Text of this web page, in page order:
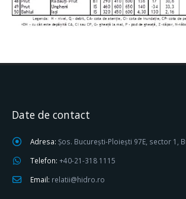
Date de contact
Adresa: Șos. București-Ploiești 97E, sector 1,
Telefon: +40-21-318 1115
Email: relatii@hidro.ro